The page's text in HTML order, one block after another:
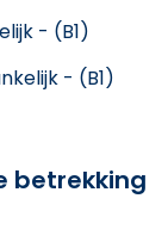
- (B1)
- (B1)
betrekking